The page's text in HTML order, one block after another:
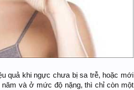
quả khi ngực chưa bị sa trễ, hoặc mới
và ở mức độ nặng, thì chỉ còn một